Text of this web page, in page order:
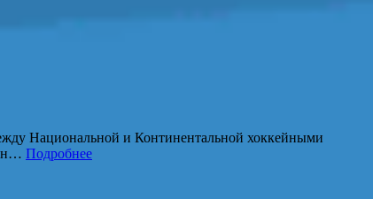
Национальной и Континентальной хоккейными
Подробнее